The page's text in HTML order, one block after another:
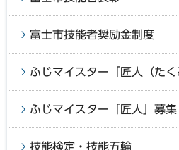
富士市技能者奨励金制度
ふじマイスター「匠人（た
ふじマイスター「匠人」募集
技能検定・技能五輪